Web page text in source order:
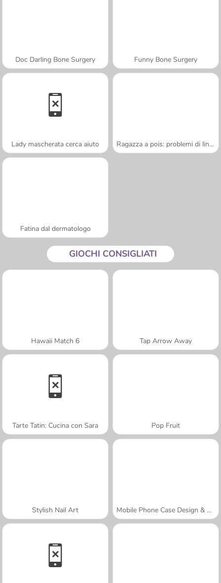
Doc Darling Bone Surgery Funny Bone Surgery
Lady mascherata cerca aiuto Ragazza a pois: problemi di lingua
Fatina dal dermatologo
GIOCHI CONSIGLIATI
Hawaii Match 6 Tap Arrow Away
Tarte Tatin: Cucina con Sara Pop Fruit
Stylish Nail Art Mobile Phone Case Design & DIY